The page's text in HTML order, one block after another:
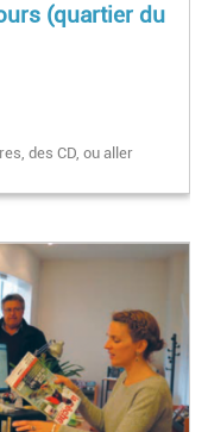
(quartier du
des CD, ou aller